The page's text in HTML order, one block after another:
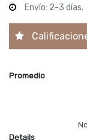
Envío: 2-3 días.
Promedio
Details